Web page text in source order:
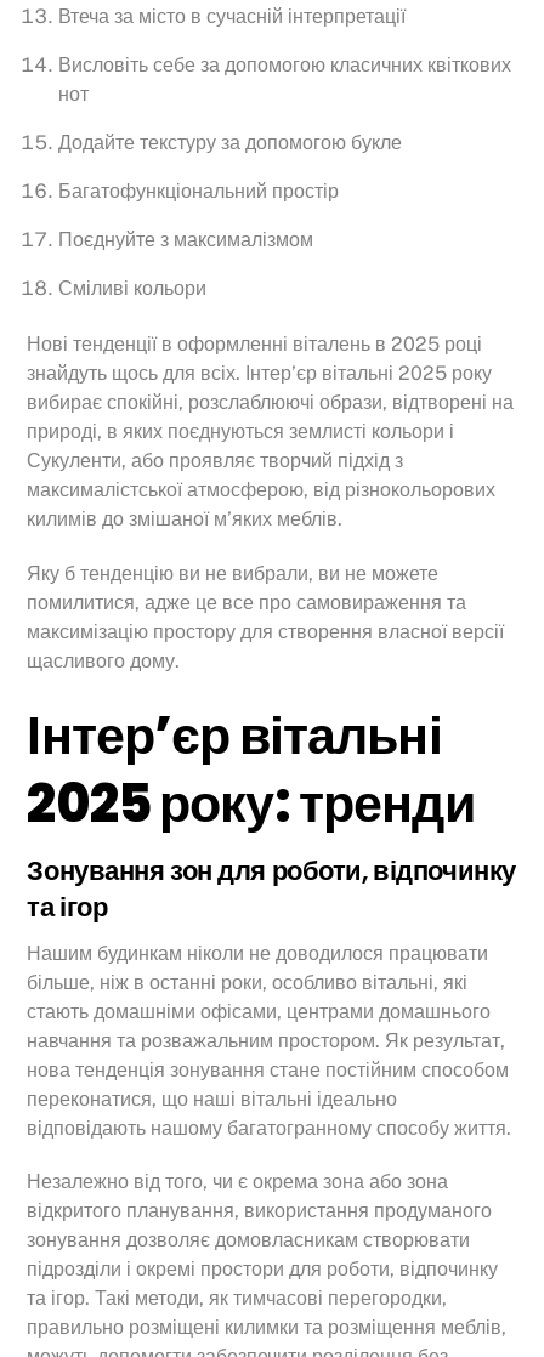
Втеча за місто в сучасній інтерпретації
Висловіть себе за допомогою класичних квіткових
нот
Додайте текстуру за допомогою букле
Багатофункціональний простір
Поєднуйте з максималізмом
Сміливі кольори
Нові тенденції в оформленні віталень в 2025 році
знайдуть щось для всіх. Інтер’єр вітальні 2025 року
вибирає спокійні, розслаблюючі образи, відтворені на
природі, в яких поєднуються землисті кольори і
Сукуленти, або проявляє творчий підхід з
максималістської атмосферою, від різнокольорових
килимів до змішаної м’яких меблів.
Яку б тенденцію ви не вибрали, ви не можете
помилитися, адже це все про самовираження та
максимізацію простору для створення власної версії
щасливого дому.
Інтер’єр вітальні
2025 року: тренди
Зонування зон для роботи, відпочинку
та ігор
Нашим будинкам ніколи не доводилося працювати
більше, ніж в останні роки, особливо вітальні, які
стають домашніми офісами, центрами домашнього
навчання та розважальним простором. Як результат,
нова тенденція зонування стане постійним способом
переконатися, що наші вітальні ідеально
відповідають нашому багатогранному способу життя.
Незалежно від того, чи є окрема зона або зона
відкритого планування, використання продуманого
зонування дозволяє домовласникам створювати
підрозділи і окремі простори для роботи, відпочинку
та ігор. Такі методи, як тимчасові перегородки,
правильно розміщені килимки та розміщення меблів,